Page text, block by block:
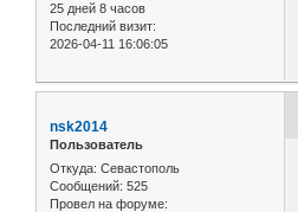
25 дней 8 часов
Последний визит:
2026-04-11 16:06:05
nsk2014
Пользователь
Откуда: Севастополь
Сообщений: 525
Провел на форуме: